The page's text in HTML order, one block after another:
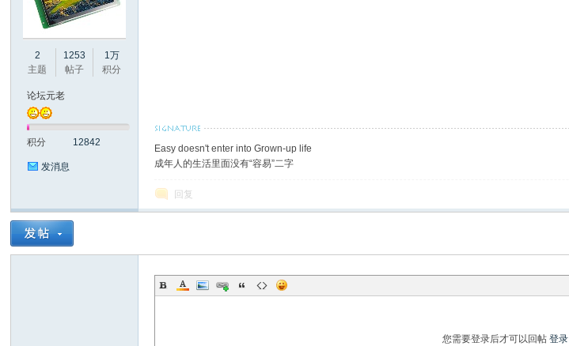
串
2
主题
1253
帖子
1万
积分
论坛元老
积分 12842
发消息
Easy doesn't enter into Grown-up life
成年人的生活里面没有“容易”二字
回复
您需要登录后才可以回帖登录